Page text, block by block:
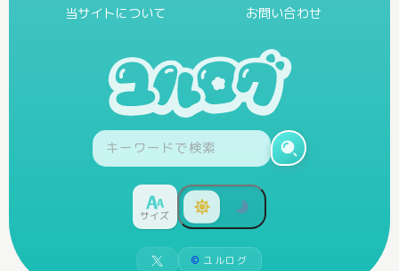
当サイトについて お問い合わせ
サイズ
© ユルログ